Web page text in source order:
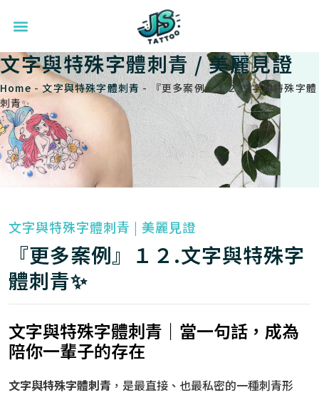
文字與特殊字體刺青/美麗見證
Home -文字與特殊字體刺青- 『更多案例』１２.文字與特殊字體
刺青✨
文字與特殊字體刺青 | 美麗見證
『更多案例』１２.文字與特殊字
體刺青✨
文字與特殊字體刺青｜當一句話，成為
陪你一輩子的存在
文字與特殊字體刺青 ，是最直接、也最私密的一種刺青形